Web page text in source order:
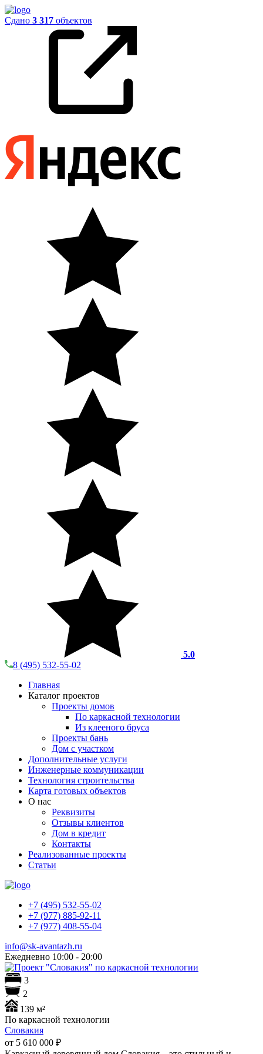
Сдано 3 317 объектов
5.0
8 (495) 532-55-02
Главная
Каталог проектов
Проекты домов
По каркасной технологии
Из клееного бруса
Проекты бань
Дом с участком
Дополнительные услуги
Инженерные коммуникации
Технология строительства
Карта готовых объектов
О нас
Реквизиты
Отзывы клиентов
Дом в кредит
Контакты
Реализованные проекты
Статьи
+7 (495) 532-55-02
+7 (977) 885-92-11
+7 (977) 408-55-04
info@sk-avantazh.ru
Ежедневно 10:00 - 20:00
3
2
139 м²
По каркасной технологии
Словакия
от 5 610 000 ₽